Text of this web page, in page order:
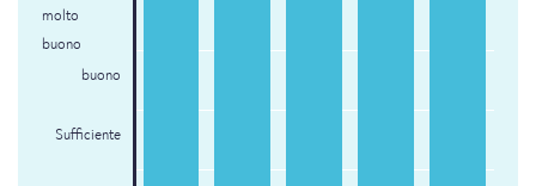
molto
buono
buono
Sufficiente